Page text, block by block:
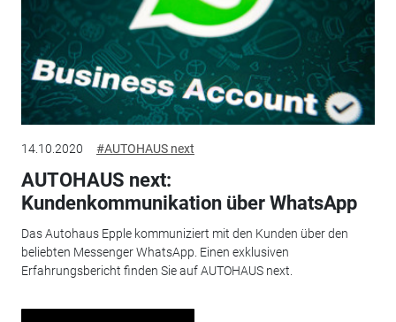
14.10.2020 #AUTOHAUS next
AUTOHAUS next:
Kundenkommunikation über WhatsApp
Das Autohaus Epple kommuniziert mit den Kunden über den
beliebten Messenger WhatsApp. Einen exklusiven
Erfahrungsbericht finden Sie auf AUTOHAUS next.